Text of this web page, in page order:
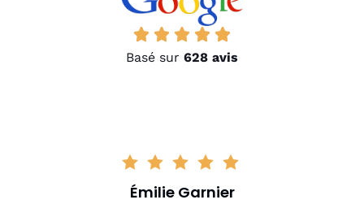
Basé sur 628 avis
Émilie Garnier